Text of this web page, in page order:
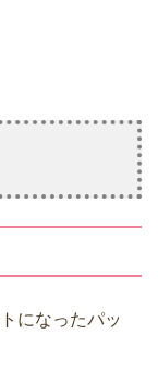
になったパッ